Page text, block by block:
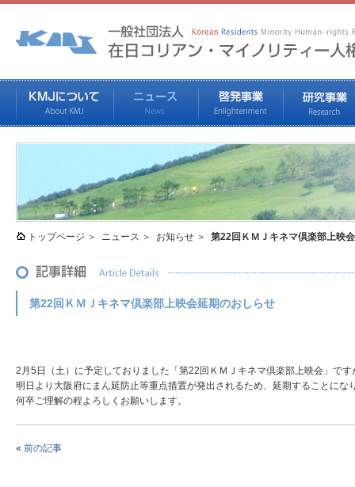
トップページ ニュース お知らせ 第22回ＫＭＪキネマ倶楽部上映
第22回ＫＭＪキネマ倶楽部上映会延期のおしらせ
2月5日（土）に予定しておりました「第22回ＫＭＪキネマ倶楽部上映会」です
明日より大阪府にまん延防止等重点措置が発出されるため、延期することにな
何卒ご理解の程よろしくお願いします。
« 前の記事